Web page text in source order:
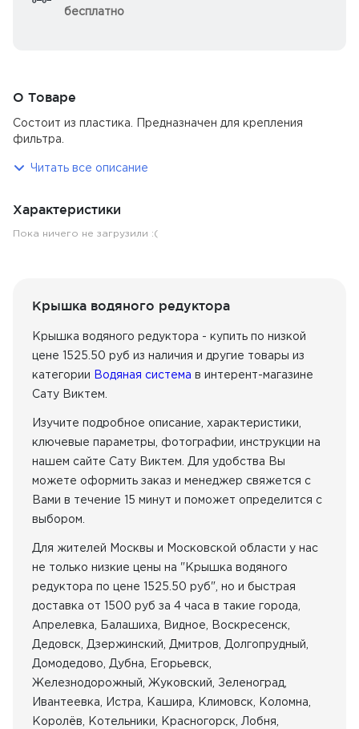
бесплатно
О Товаре
Состоит из пластика. Предназначен для крепления
фильтра.
Читать все описание
Характеристики
Пока ничего не загрузили :(
Крышка водяного редуктора
Крышка водяного редуктора - купить по низкой
цене 1525.50 руб из наличия и другие товары из
категории Водяная система в интерент-магазине
Сату Виктем.
Изучите подробное описание, характеристики,
ключевые параметры, фотографии, инструкции на
нашем сайте Сату Виктем. Для удобства Вы
можете оформить заказ и менеджер свяжется с
Вами в течение 15 минут и поможет определится с
выбором.
Для жителей Москвы и Московской области у нас
не только низкие цены на "Крышка водяного
редуктора по цене 1525.50 руб", но и быстрая
доставка от 1500 руб за 4 часа в такие города,
Апрелевка, Балашиха, Видное, Воскресенск,
Дедовск, Дзержинский, Дмитров, Долгопрудный,
Домодедово, Дубна, Егорьевск,
Железнодорожный, Жуковский, Зеленоград,
Ивантеевка, Истра, Кашира, Климовск, Коломна,
Королёв, Котельники, Красногорск, Лобня,